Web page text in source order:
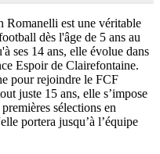
est une véritable
dès l'âge de 5 ans au
ses 14 ans, elle évolue dans
Espoir de Clairefontaine.
pour rejoindre le FCF
juste 15 ans, elle s’impose
sélections en
portera jusqu’à l’équipe